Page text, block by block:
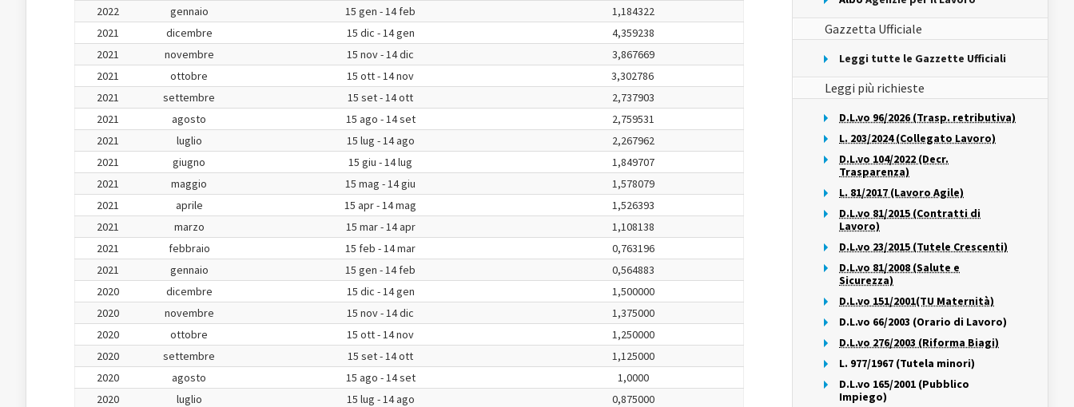
2022
gennaio 15 gen - 14 feb
1,184322
2021
dicembre 15 dic - 14 gen
4,359238
2021
novembre 15 nov - 14 dic
3,867669
2021
ottobre 15 ott - 14 nov
3,302786
2021
settembre 15 set - 14 ott
2,737903
2021
agosto 15 ago - 14 set
2,759531
2021
luglio 15 lug - 14 ago
2,267962
2021
giugno 15 giu - 14 lug
1,849707
2021
maggio 15 mag - 14 giu
1,578079
2021
aprile 15 apr - 14 mag
1,526393
2021
marzo 15 mar - 14 apr
1,108138
2021
febbraio 15 feb - 14 mar
0,763196
2021
gennaio 15 gen - 14 feb
0,564883
2020
dicembre 15 dic - 14 gen
1,500000
2020
novembre 15 nov - 14 dic
1,375000
2020
ottobre 15 ott - 14 nov
1,250000
2020
settembre 15 set - 14 ott
1,125000
2020
agosto 15 ago - 14 set
1,0000
2020
luglio 15 lug - 14 ago
0,875000
Gazzetta Ufficiale
Leggi tutte le Gazzette Ufficiali
Leggi più richieste
D.L.vo 96/2026 (Trasp. retributiva)
L. 203/2024 (Collegato Lavoro)
D.L.vo 104/2022 (Decr.
Trasparenza)
L. 81/2017 (Lavoro Agile)
D.L.vo 81/2015 (Contratti di
Lavoro)
D.L.vo 23/2015 (Tutele Crescenti)
D.L.vo 81/2008 (Salute e
Sicurezza)
D.L.vo 151/2001(TU Maternità)
D.L.vo 66/2003 (Orario di Lavoro)
D.L.vo 276/2003 (Riforma Biagi)
L. 977/1967 (Tutela minori)
D.L.vo 165/2001 (Pubblico
Impiego)